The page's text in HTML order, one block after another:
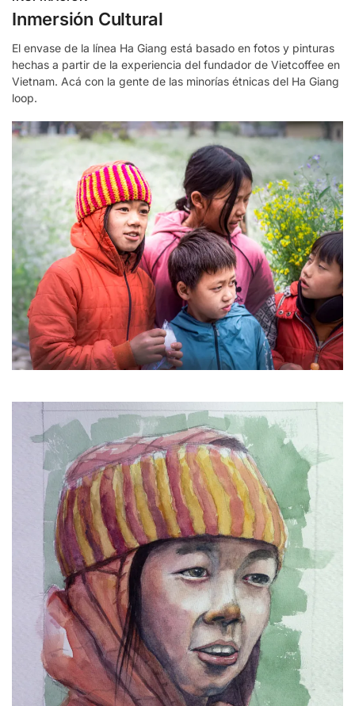
Inmersión Cultural
El envase de la línea Ha Giang está basado en fotos y pinturas
hechas a partir de la experiencia del fundador de Vietcoffee en
Vietnam. Acá con la gente de las minorías étnicas del Ha Giang
loop.